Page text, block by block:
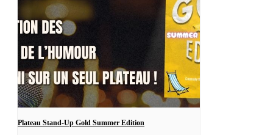
Plateau Stand-Up Gold Summer Edition